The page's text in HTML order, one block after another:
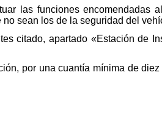
las funciones encomendadas
sean los de la seguridad del
citado, apartado «Estación de
por una cuantía mínima de